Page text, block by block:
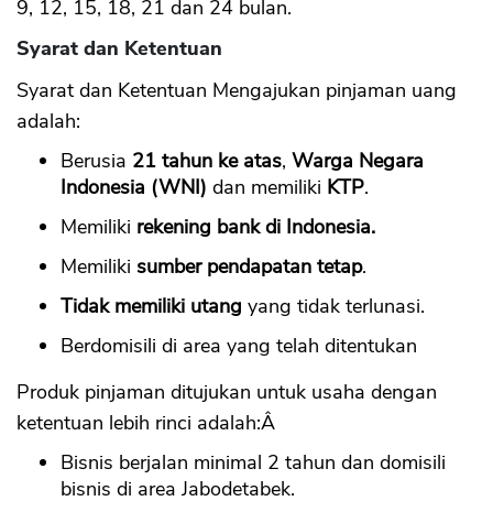
9, 12, 15, 18, 21 dan 24 bulan.
Syarat dan Ketentuan
Syarat dan Ketentuan Mengajukan pinjaman uang
adalah:
Berusia 21 tahun ke atas, Warga Negara
Indonesia (WNI) dan memiliki KTP.
Memiliki rekening bank di Indonesia.
Memiliki sumber pendapatan tetap.
Tidak memiliki utang yang tidak terlunasi.
Berdomisili di area yang telah ditentukan
Produk pinjaman ditujukan untuk usaha dengan
ketentuan lebih rinci adalah:Â
Bisnis berjalan minimal 2 tahun dan domisili
bisnis di area Jabodetabek.